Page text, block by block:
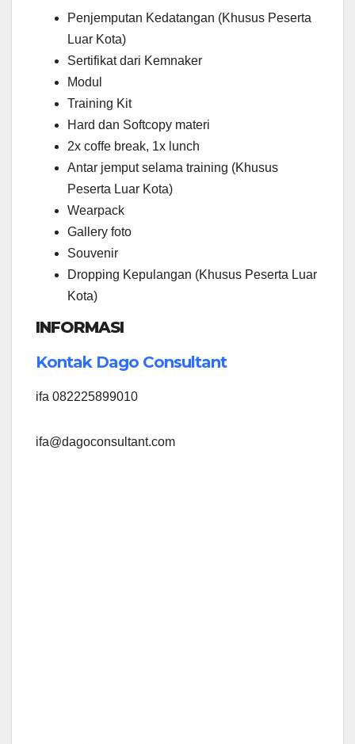
Penjemputan Kedatangan (Khusus Peserta
Luar Kota)
Sertifikat dari Kemnaker
Modul
Training Kit
Hard dan Softcopy materi
2x coffe break, 1x lunch
Antar jemput selama training (Khusus
Peserta Luar Kota)
Wearpack
Gallery foto
Souvenir
Dropping Kepulangan (Khusus Peserta Luar
Kota)
INFORMASI
Kontak Dago Consultant
ifa 082225899010
ifa@dagoconsultant.com